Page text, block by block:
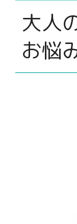
大人
お悩